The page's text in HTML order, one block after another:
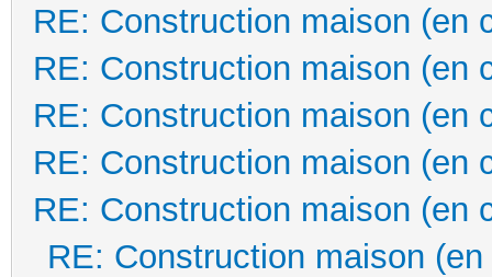
RE: Construction maison (en
RE: Construction maison (en
RE: Construction maison (en
RE: Construction maison (en
RE: Construction maison (en
RE: Construction maison